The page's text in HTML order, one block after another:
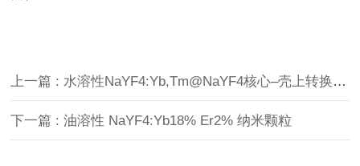
上一篇 : 水溶性NaYF4:Yb,Tm@NaYF4核心–壳上转换纳米粒子
下一篇 : 油溶性 NaYF4:Yb18% Er2% 纳米颗粒